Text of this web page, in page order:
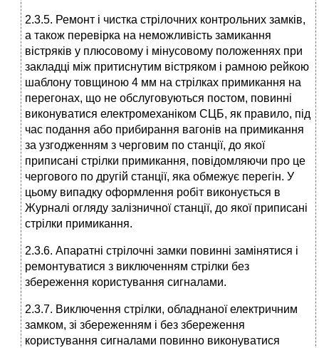
2.3.5. Ремонт і чистка стрілочних контрольних замків,
а також перевірка на неможливість замикання
вістряків у плюсовому і мінусовому положеннях при
закладці між притиснутим вістряком і рамною рейкою
шаблону товщиною 4 мм на стрілках примикання на
перегонах, що не обслуговуються постом, повинні
виконуватися електромеханіком СЦБ, як правило, під
час подання або прибирання вагонів на примикання
за узгодженням з черговим по станції, до якої
приписані стрілки примикання, повідомляючи про це
чергового по другій станції, яка обмежує перегін. У
цьому випадку оформлення робіт виконується в
Журналі огляду залізничної станції, до якої приписані
стрілки примикання.
2.3.6. Апаратні стрілочні замки повинні замінятися і
ремонтуватися з виключенням стрілки без
збереження користування сигналами.
2.3.7. Виключення стрілки, обладнаної електричним
замком, зі збереженням і без збереження
користування сигналами повинно виконуватися